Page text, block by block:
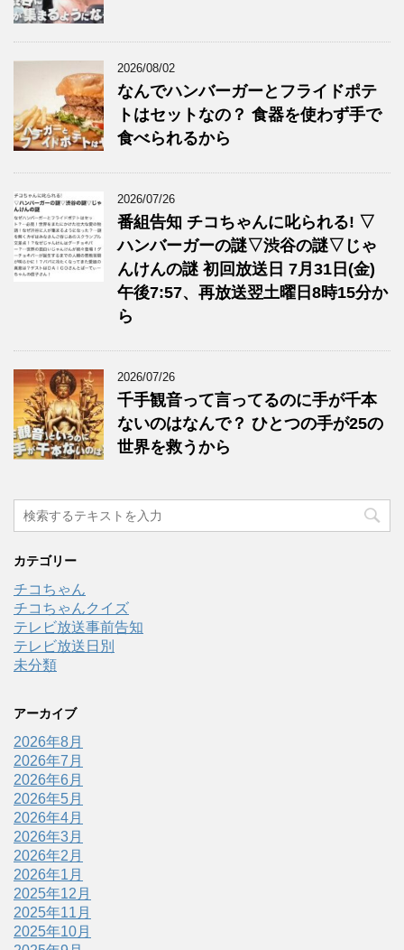
2026/08/02
なんでハンバーガーとフライドポテ
トはセットなの？ 食器を使わず手で
食べられるから
2026/07/26
番組告知 チコちゃんに叱られる! ▽
ハンバーガーの謎▽渋谷の謎▽じゃ
んけんの謎 初回放送日 7月31日(金)
午後7:57、再放送翌土曜日8時15分か
ら
2026/07/26
千手観音って言ってるのに手が千本
ないのはなんで？ ひとつの手が25の
世界を救うから
カテゴリー
チコちゃん
チコちゃんクイズ
テレビ放送事前告知
テレビ放送日別
未分類
アーカイブ
2026年8月
2026年7月
2026年6月
2026年5月
2026年4月
2026年3月
2026年2月
2026年1月
2025年12月
2025年11月
2025年10月